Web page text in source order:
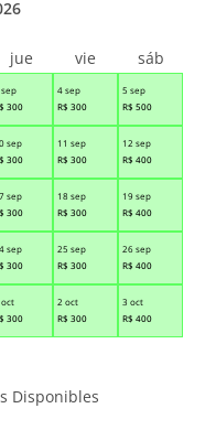
300
4 sep
R$ 300
5 sep
R$ 500
sep
300
11 sep
R$ 300
12 sep
R$ 400
sep
300
18 sep
R$ 300
19 sep
R$ 400
sep
300
25 sep
R$ 300
26 sep
R$ 400
oct
300
2 oct
R$ 300
3 oct
R$ 400
jue vie sáb
Disponibles